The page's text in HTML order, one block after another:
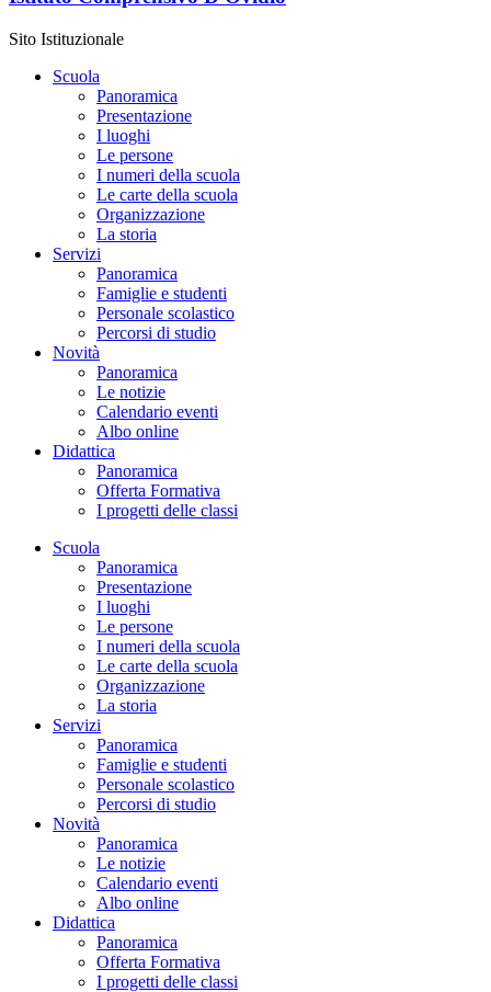
Sito Istituzionale
Scuola
Panoramica
Presentazione
I luoghi
Le persone
I numeri della scuola
Le carte della scuola
Organizzazione
La storia
Servizi
Panoramica
Famiglie e studenti
Personale scolastico
Percorsi di studio
Novità
Panoramica
Le notizie
Calendario eventi
Albo online
Didattica
Panoramica
Offerta Formativa
I progetti delle classi
Scuola
Panoramica
Presentazione
I luoghi
Le persone
I numeri della scuola
Le carte della scuola
Organizzazione
La storia
Servizi
Panoramica
Famiglie e studenti
Personale scolastico
Percorsi di studio
Novità
Panoramica
Le notizie
Calendario eventi
Albo online
Didattica
Panoramica
Offerta Formativa
I progetti delle classi